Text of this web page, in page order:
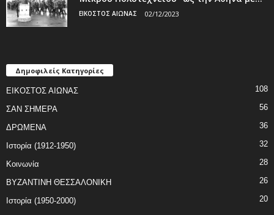
ΕΙΚΟΣΤΟΣ ΑΙΩΝΑΣ 02/12/2023
Δημοφιλείς Κατηγορίες
ΕΙΚΟΣΤΟΣ ΑΙΩΝΑΣ 108
ΣΑΝ ΣΗΜΕΡΑ 56
ΔΡΩΜΕΝΑ 36
Ιστορία (1912-1950) 32
Κοινωνία 28
ΒΥΖΑΝΤΙΝΗ ΘΕΣΣΑΛΟΝΙΚΗ 26
Ιστορία (1950-2000) 20